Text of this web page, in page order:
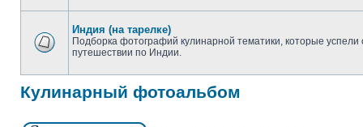
Индия (на тарелке)
Подборка фотографий кулинарной тематики, которые успели
путешествии по Индии.
Кулинарный фотоальбом